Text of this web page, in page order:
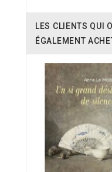
LES CLIENTS QUI
ÉGALEMENT